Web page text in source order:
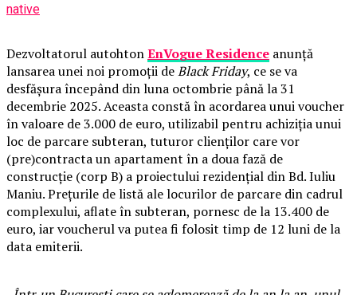
native
Dezvoltatorul autohtonEnVogue Residence anunță
lansarea unei noi promoții deBlack Friday, ce se va
desfășura începând din luna octombrie până la 31
decembrie 2025. Aceasta constă în acordarea unui voucher
în valoare de 3.000 de euro, utilizabil pentru achiziția unui
loc de parcare subteran, tuturor clienților care vor
(pre)contracta un apartament în a doua fază de
construcție (corp B) a proiectului rezidențial din Bd. Iuliu
Maniu. Prețurile de listă ale locurilor de parcare din cadrul
complexului, aflate în subteran, pornesc de la 13.400 de
euro, iar voucherul va putea fi folosit timp de 12 luni de la
data emiterii.